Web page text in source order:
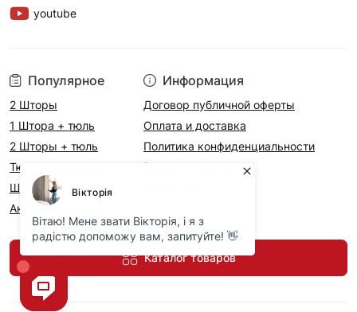
Популярное
2 Шторы
1 Штора + тюль
2 Шторы + тюль
Тюль в размерах
Шторы на метраж
Аксесcуары
Информация
Договор публичной оферты
Оплата и доставка
Политика конфиденциальности
Возврат товара
Каталог товаров
youtube